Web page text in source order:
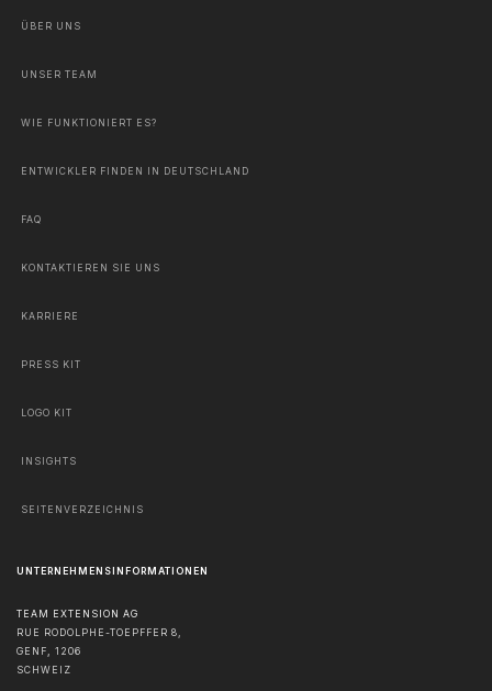
ÜBER UNS
UNSER TEAM
WIE FUNKTIONIERT ES?
ENTWICKLER FINDEN IN DEUTSCHLAND
FAQ
KONTAKTIEREN SIE UNS
KARRIERE
PRESS KIT
LOGO KIT
INSIGHTS
SEITENVERZEICHNIS
UNTERNEHMENSINFORMATIONEN
TEAM EXTENSION AG
RUE RODOLPHE-TOEPFFER 8,
GENF, 1206
SCHWEIZ